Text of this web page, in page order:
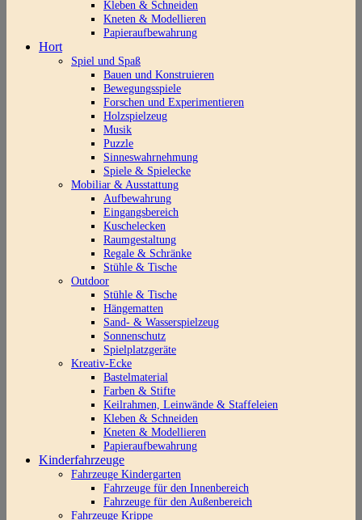
Kleben & Schneiden
Kneten & Modellieren
Papieraufbewahrung
Hort
Spiel und Spaß
Bauen und Konstruieren
Bewegungsspiele
Forschen und Experimentieren
Holzspielzeug
Musik
Puzzle
Sinneswahrnehmung
Spiele & Spielecke
Mobiliar & Ausstattung
Aufbewahrung
Eingangsbereich
Kuschelecken
Raumgestaltung
Regale & Schränke
Stühle & Tische
Outdoor
Stühle & Tische
Hängematten
Sand- & Wasserspielzeug
Sonnenschutz
Spielplatzgeräte
Kreativ-Ecke
Bastelmaterial
Farben & Stifte
Keilrahmen, Leinwände & Staffeleien
Kleben & Schneiden
Kneten & Modellieren
Papieraufbewahrung
Kinderfahrzeuge
Fahrzeuge Kindergarten
Fahrzeuge für den Innenbereich
Fahrzeuge für den Außenbereich
Fahrzeuge Krippe